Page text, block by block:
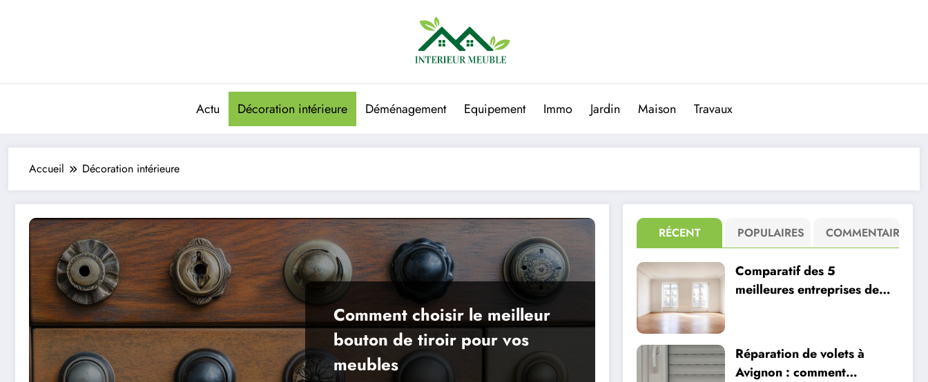
Actu Décoration intérieure Déménagement Equipement Immo Jardin Maison Travaux
Accueil Décoration intérieure
Comment choisir le meilleur
bouton de tiroir pour vos
meubles
RÉCENT POPULAIRES COMMENTAIRE
Comparatif des 5
meilleures entreprises de
Réparation de volets à
Avignon : comment